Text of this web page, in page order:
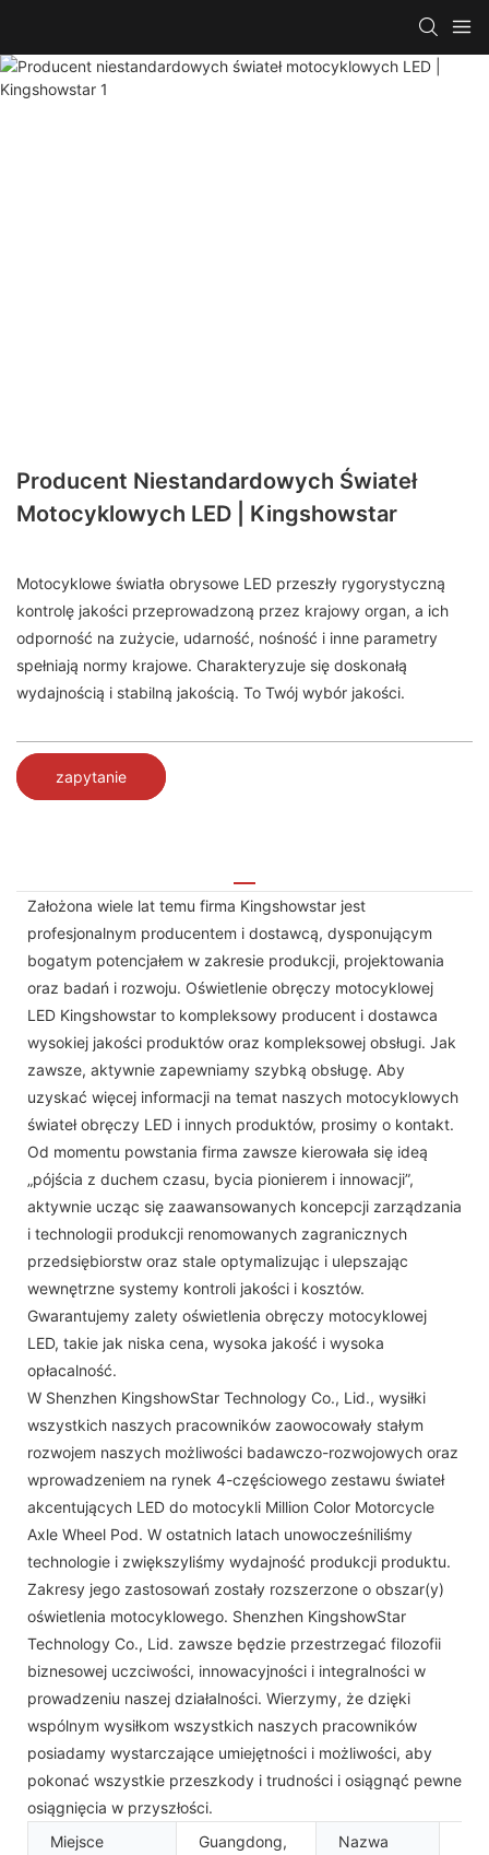
Producent Niestandardowych Świateł
Motocyklowych LED | Kingshowstar
Motocyklowe światła obrysowe LED przeszły rygorystyczną
kontrolę jakości przeprowadzoną przez krajowy organ, a ich
odporność na zużycie, udarność, nośność i inne parametry
spełniają normy krajowe. Charakteryzuje się doskonałą
wydajnością i stabilną jakością. To Twój wybór jakości.
zapytanie
Założona wiele lat temu firma Kingshowstar jest
profesjonalnym producentem i dostawcą, dysponującym
bogatym potencjałem w zakresie produkcji, projektowania
oraz badań i rozwoju. Oświetlenie obręczy motocyklowej
LED Kingshowstar to kompleksowy producent i dostawca
wysokiej jakości produktów oraz kompleksowej obsługi. Jak
zawsze, aktywnie zapewniamy szybką obsługę. Aby
uzyskać więcej informacji na temat naszych motocyklowych
świateł obręczy LED i innych produktów, prosimy o kontakt.
Od momentu powstania firma zawsze kierowała się ideą
„pójścia z duchem czasu, bycia pionierem i innowacji”,
aktywnie ucząc się zaawansowanych koncepcji zarządzania
i technologii produkcji renomowanych zagranicznych
przedsiębiorstw oraz stale optymalizując i ulepszając
wewnętrzne systemy kontroli jakości i kosztów.
Gwarantujemy zalety oświetlenia obręczy motocyklowej
LED, takie jak niska cena, wysoka jakość i wysoka
opłacalność.
W Shenzhen KingshowStar Technology Co., Lid., wysiłki
wszystkich naszych pracowników zaowocowały stałym
rozwojem naszych możliwości badawczo-rozwojowych oraz
wprowadzeniem na rynek 4-częściowego zestawu świateł
akcentujących LED do motocykli Million Color Motorcycle
Axle Wheel Pod. W ostatnich latach unowocześniliśmy
technologie i zwiększyliśmy wydajność produkcji produktu.
Zakresy jego zastosowań zostały rozszerzone o obszar(y)
oświetlenia motocyklowego. Shenzhen KingshowStar
Technology Co., Lid. zawsze będzie przestrzegać filozofii
biznesowej uczciwości, innowacyjności i integralności w
prowadzeniu naszej działalności. Wierzymy, że dzięki
wspólnym wysiłkom wszystkich naszych pracowników
posiadamy wystarczające umiejętności i możliwości, aby
pokonać wszystkie przeszkody i trudności i osiągnąć pewne
osiągnięcia w przyszłości.
Miejsce
Guangdong,
Nazwa